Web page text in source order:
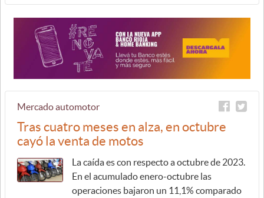
Mercado automotor
Tras cuatro meses en alza, en octubre
cayó la venta de motos
La caída es con respecto a octubre de 2023.
En el acumulado enero-octubre las
operaciones bajaron un 11,1% comparado